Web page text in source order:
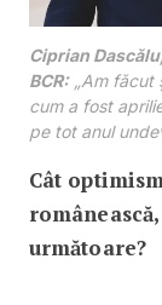
Ciprian
BCR:„Am făcut
cum a fost
pe tot anul
Cât
următoare?